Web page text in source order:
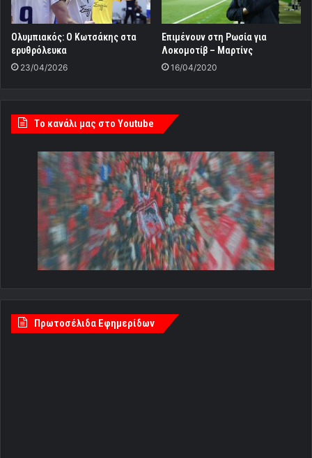
Ολυμπιακός: Ο Κωτσάκης στα
ερυθρόλευκα
23/04/2026
Επιμένουν στη Ρωσία για
Λοκομοτίβ – Μαρτίνς
16/04/2020
Tο κανάλι μας στο Youtube
Πρωτοσέλιδα Εφημερίδων